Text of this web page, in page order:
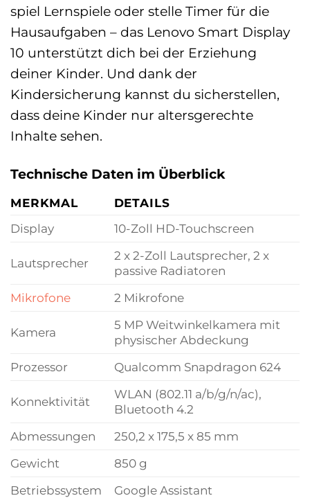
spiel Lernspiele oder stelle Timer für die
Hausaufgaben – das Lenovo Smart Display
10 unterstützt dich bei der Erziehung
deiner Kinder. Und dank der
Kindersicherung kannst du sicherstellen,
dass deine Kinder nur altersgerechte
Inhalte sehen.
Technische Daten im Überblick
MERKMAL
DETAILS
Display
10-Zoll HD-Touchscreen
Lautsprecher
2 x 2-Zoll Lautsprecher, 2 x
passive Radiatoren
Mikrofone
2 Mikrofone
Kamera
5 MP Weitwinkelkamera mit
physischer Abdeckung
Prozessor
Qualcomm Snapdragon 624
Konnektivität
WLAN (802.11 a/b/g/n/ac),
Bluetooth 4.2
Abmessungen
250,2 x 175,5 x 85 mm
Gewicht
850 g
Betriebssystem
Google Assistant